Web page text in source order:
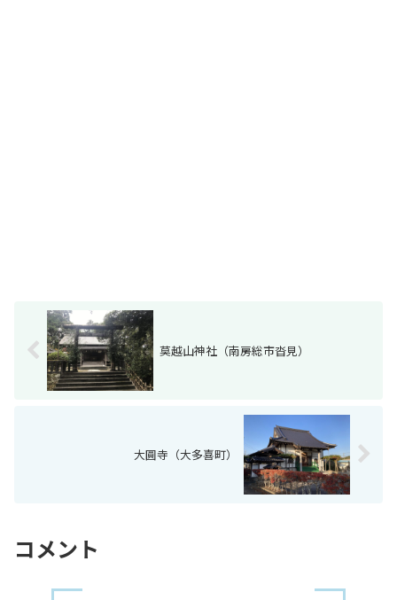
莫越山神社（南房総市沓見）
大圓寺（大多喜町）
コメント